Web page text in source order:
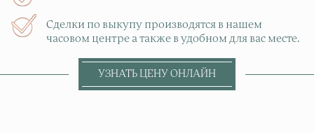
Сделки по выкупу производятся в нашем
часовом центре а также в удобном для вас месте.
УЗНАТЬ ЦЕНУ ОНЛАЙН